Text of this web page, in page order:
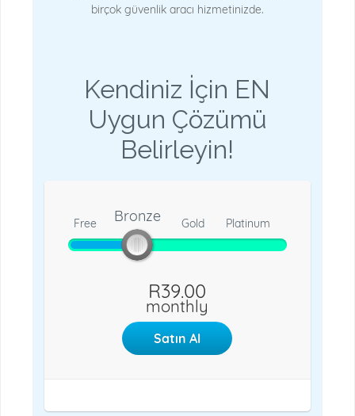
birçok güvenlik aracı hizmetinizde.
Kendiniz İçin EN
Uygun Çözümü
Belirleyin!
Bronze
Free Bronze Gold Platinum
R39.00
monthly
Satın Al